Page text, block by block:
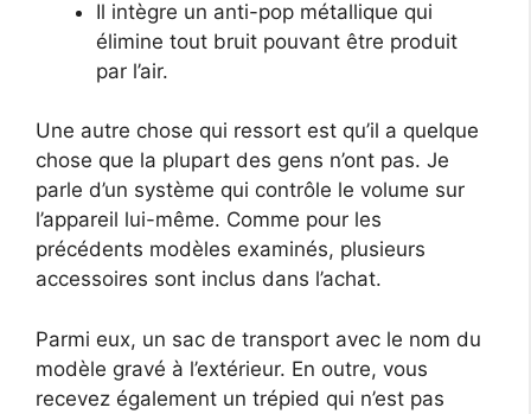
Il intègre un anti-pop métallique qui
élimine tout bruit pouvant être produit
par l’air.
Une autre chose qui ressort est qu’il a quelque
chose que la plupart des gens n’ont pas. Je
parle d’un système qui contrôle le volume sur
l’appareil lui-même. Comme pour les
précédents modèles examinés, plusieurs
accessoires sont inclus dans l’achat.
Parmi eux, un sac de transport avec le nom du
modèle gravé à l’extérieur. En outre, vous
recevez également un trépied qui n’est pas